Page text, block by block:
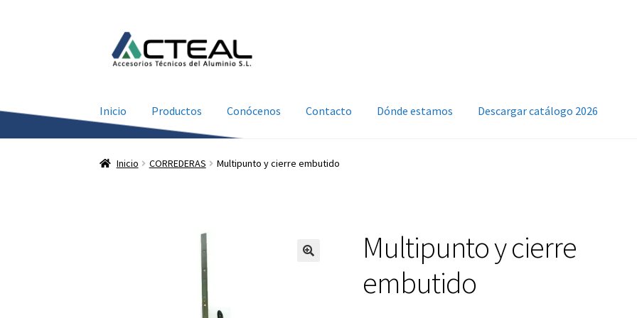
Inicio Productos Conócenos Contacto Dónde estamos Descargar catálogo 2026
Inicio CORREDERAS Multipunto y cierre embutido
Multipunto y cierre
embutido